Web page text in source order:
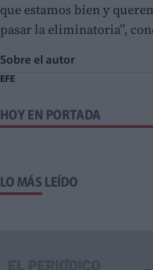
que estamos bien y
pasar la eliminatoria”,
Sobre el autor
EFE
HOY EN PORTADA
LO MÁS LEÍDO